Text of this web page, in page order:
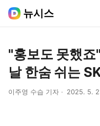
뉴시스
"홍보도 못했
날 한숨 쉬는
이주영 수습 기자 2025. 5.